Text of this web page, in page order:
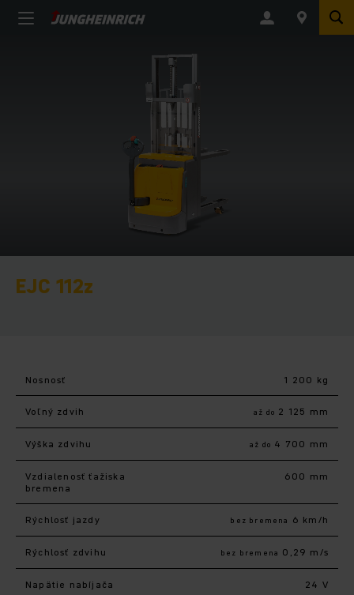
EJC 112z
Nosnosť 1 200 kg
Voľný zdvih až do 2 125 mm
Výška zdvihu až do 4 700 mm
Vzdialenosť ťažiska
bremena
600 mm
Rýchlosť jazdy bez bremena 6 km/h
Rýchlosť zdvihu bez bremena 0,29 m/s
Napätie nabíjača 24 V